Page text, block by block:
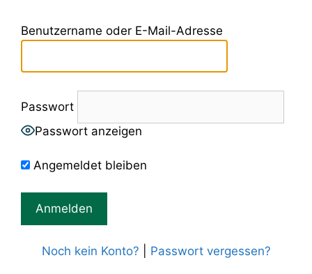
Benutzername oder E-Mail-Adresse
Passwort
Passwort anzeigen
Angemeldet bleiben
Noch kein Konto? Passwort vergessen?